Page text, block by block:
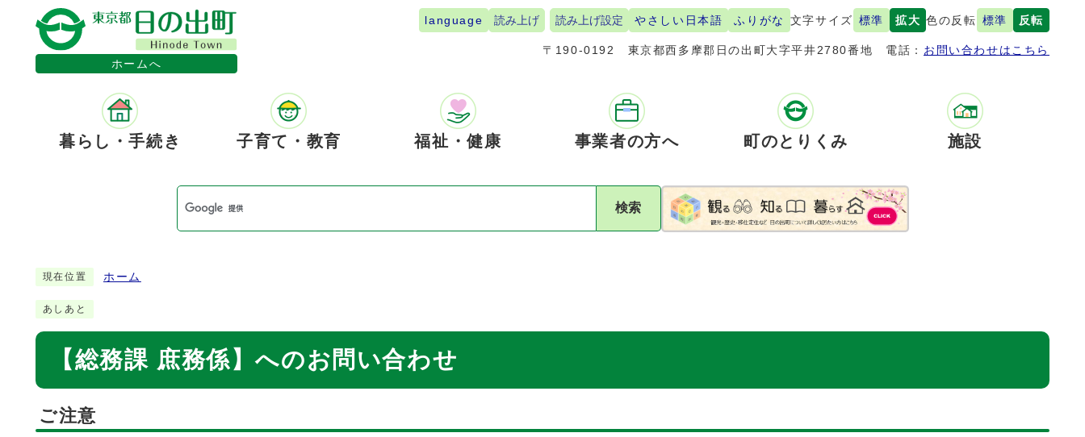
ホームへ
language 読み上げ 読み上げ設定 やさしい日本語 ふりがな 文字サイズ 標準 拡大 色の反転 標準 反転
〒190-0192 東京都西多摩郡日の出町大字平井2780番地 電話： お問い合わせはこちら
暮らし・手続き 子育て・教育 福祉・健康 事業者の方へ 町のとりくみ 施設
検索
現在位置 ホーム
あしあと
【総務課 庶務係】へのお問い合わせ
ご注意